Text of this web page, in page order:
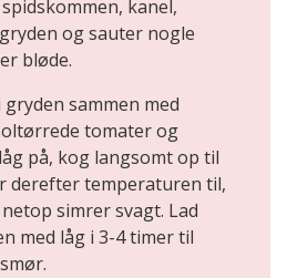
kanel,
og sauter nogle
bløde.
sammen med
tomater og
på, kog langsomt op til
derefter temperaturen til,
simrer svagt. Lad
med låg i 3-4 timer til